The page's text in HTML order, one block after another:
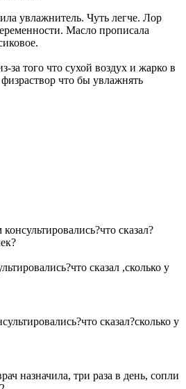
увлажнитель. Чуть легче. Лор
Масло прописала
за того что сухой воздух и жарко в
что бы увлажнять
сказал?
сказал ,сколько у
сказал?сколько у
назначила, три раза в день, сопли